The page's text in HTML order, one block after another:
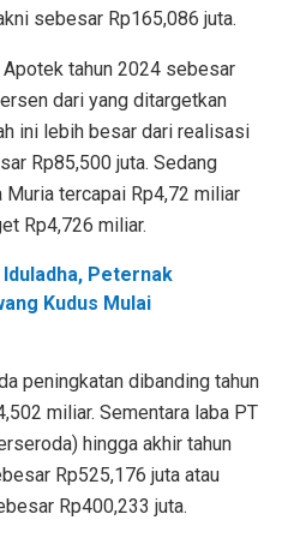
sebesar Rp165,086 juta.
tahun 2024 sebesar
dari yang ditargetkan
ini lebih besar dari realisasi
Rp85,500 juta. Sedang
tercapai Rp4,72 miliar
Rp4,726 miliar.
Peternak
Kudus Mulai
peningkatan dibanding tahun
miliar. Sementara laba PT
hingga akhir tahun
Rp525,176 juta atau
Rp400,233 juta.